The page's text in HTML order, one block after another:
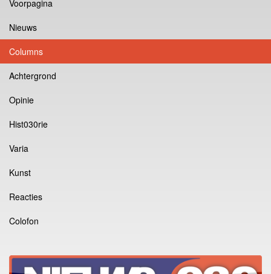
Voorpagina
Nieuws
Columns
Achtergrond
Opinie
Hist030rie
Varia
Kunst
Reacties
Colofon